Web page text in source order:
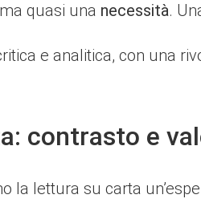
quasi una necessità.
e analitica, con una
contrasto e
lettura su carta